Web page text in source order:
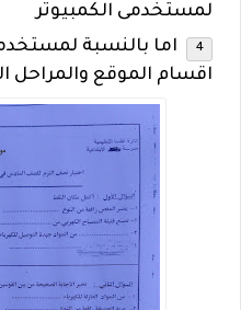
لمستخدمى الكمبيوتر
اما بالنسبة
اقسام الموقع والمراحل